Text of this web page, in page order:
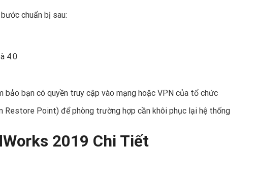
chuẩn bị sau:
4.0
bảo bạn có quyền truy cập vào mạng hoặc VPN của tổ chức
Point) để phòng trường hợp cần khôi phục lại hệ thống
2019 Chi Tiết